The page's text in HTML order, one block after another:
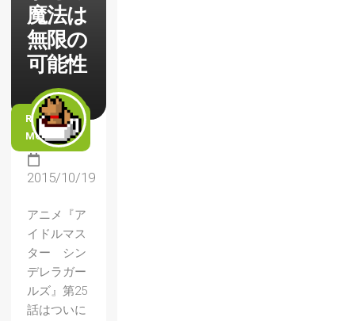
魔法は
無限の
可能性
READ
MORE
2015/10/19
アニメ『ア
イドルマス
ター シン
デレラガー
ルズ』第25
話はついに